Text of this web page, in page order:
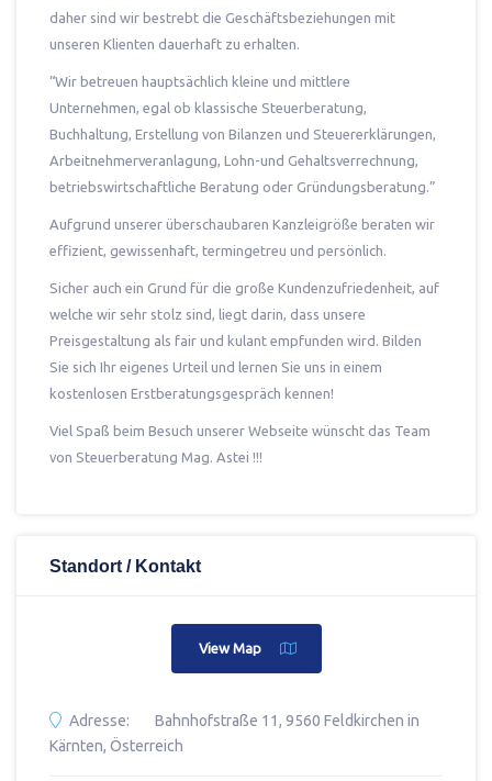
daher sind wir bestrebt die Geschäftsbeziehungen mit
unseren Klienten dauerhaft zu erhalten.
“Wir betreuen hauptsächlich kleine und mittlere
Unternehmen, egal ob klassische Steuerberatung,
Buchhaltung, Erstellung von Bilanzen und Steuererklärungen,
Arbeitnehmerveranlagung, Lohn-und Gehaltsverrechnung,
betriebswirtschaftliche Beratung oder Gründungsberatung.”
Aufgrund unserer überschaubaren Kanzleigröße beraten wir
effizient, gewissenhaft, termingetreu und persönlich.
Sicher auch ein Grund für die große Kundenzufriedenheit, auf
welche wir sehr stolz sind, liegt darin, dass unsere
Preisgestaltung als fair und kulant empfunden wird. Bilden
Sie sich Ihr eigenes Urteil und lernen Sie uns in einem
kostenlosen Erstberatungsgespräch kennen!
Viel Spaß beim Besuch unserer Webseite wünscht das Team
von Steuerberatung Mag. Astei !!!
Standort / Kontakt
View Map
Adresse:
Bahnhofstraße 11, 9560 Feldkirchen in
Kärnten, Österreich